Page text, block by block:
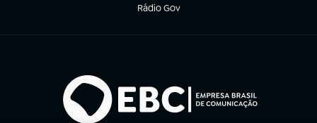
Rádio Gov
(abre em nova aba)